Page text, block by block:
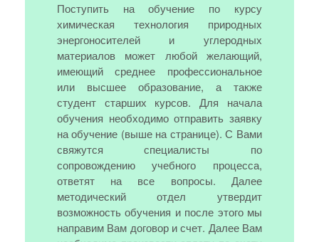
Поступить на обучение по курсу
химическая технология природных
энергоносителей и углеродных
материалов может любой желающий,
имеющий среднее профессиональное
или высшее образование, а также
студент старших курсов. Для начала
обучения необходимо отправить заявку
на обучение (выше на странице). С Вами
свяжутся специалисты по
сопровождению учебного процесса,
ответят на все вопросы. Далее
методический отдел утвердит
возможность обучения и после этого мы
направим Вам договор и счет. Далее Вам